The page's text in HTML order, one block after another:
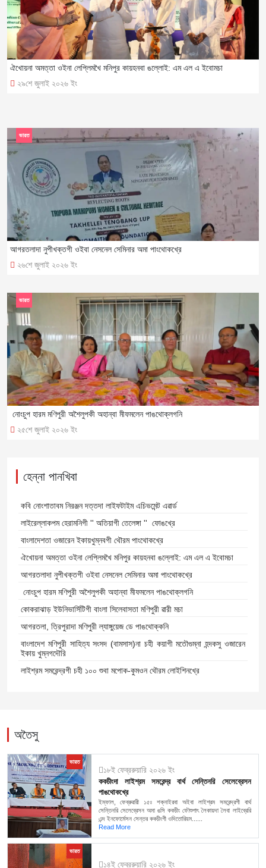
ঐখোয়না অমত্তা ওইনা লেপ্লিমখৈ মনিপুর কায়হনবা ঙল্লোই: এম এল এ ইবোমচা
২৯শে জুলাই ২০২৬ ইং
আগরতলাদা নুপীখক্তগী ওইবা নেসনেল সেমিনার অমা পাংথোকখ্রে
২৬শে জুলাই ২০২৬ ইং
ভারত
নোংচুপ হারম মণিপুরী অশৈলুপকী অহান্বা মীফমলেন পাঙথোক্লগনি
২৫শে জুলাই ২০২৬ ইং
ভারত
হেন্না পানখিবা
কবি নোংশাতাবম নিরঞ্জন দত্তদা লাইফটাইম এচিভমেন্ট এৱার্ড
লাইরেল্লাকপম হেরামনিগী '' অতিয়াগী তেলেঙ্গা '' ফোঙখ্রে
বাংলাদেশতা ওজারেন ইকায়খুম্নবগী থৌরম পাংথোকখ্রে
ঐখোয়না অমত্তা ওইনা লেপ্লিমখৈ মনিপুর কায়হনবা ঙল্লোই: এম এল এ ইবোমচা
আগরতলাদা নুপীখক্তগী ওইবা নেসনেল সেমিনার অমা পাংথোকখ্রে
নোংচুপ হারম মণিপুরী অশৈলুপকী অহান্বা মীফমলেন পাঙথোক্লগনি
কোকরাঝাড় ইউনিভার্সিটিগী বাংলা সিলেবাসতা মণিপুরী ৱারী মচা
আগরতলা, ত্রিপুরাদা মণিপুরী ল্যাঙ্গুয়েজ ডে পাঙথোক্কনি
বাংলাদেশ মণিপুরী সাহিত্য সংসদ (বামসাস)না চহী কয়াগী মতৌগুম্না হন্দকসু ওজারেন
ইকায় খুম্নগদৌরি
লাইশ্রম সমরেন্দ্রগী চহী ১০০ শুবা মপোক-কুমওন থৌরম লোইশিনখ্রে
অতৈসু
ভারত
১৮ই ফেব্ররুয়ারি ২০২৬ ইং
ককচীংদা লাইশ্রম সমরেন্দ্র বার্থ সেন্তিনরি সেলেব্রেসন
পাঙথোকখ্রে
ইম্ফাল, ফেব্রুৱারী ১৫ঃ শক্নাইরবা অইবা লাইশ্রম সমরেন্দ্রগী বার্থ
সেন্তিনরি সেলেব্রেসন অমা ঙসি ককচীং ফৌশুপাৎ লৈকায়দা লৈবা লাইব্রেরি
এন্দ ইনফোর্মেসন সেন্তর ককচীংগী ওদিতোরিয়ম......
Read More
ভারত
১৪ই ফেব্ররুয়ারি ২০২৬ ইং